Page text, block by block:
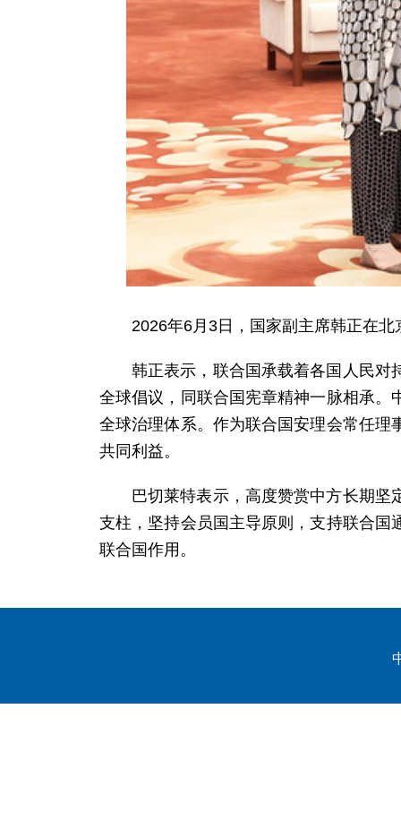
2026年6月3日，国家副主席韩正在
韩正表示，联合国承载着各国人民对
全球倡议，同联合国宪章精神一脉相承
全球治理体系。作为联合国安理会常任
共同利益。
巴切莱特表示，高度赞赏中方长期
支柱，坚持会员国主导原则，支持联合
联合国作用。